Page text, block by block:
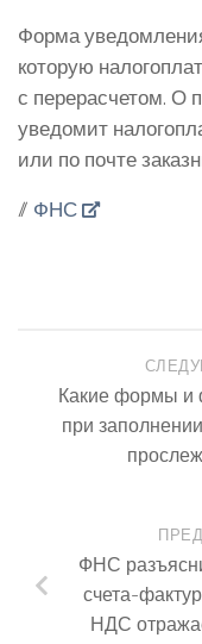
Форма
которую
с перерасчетом. О
уведомит
или по почте
// ФНС
Какие формы и
при
ФНС
счета-
НДС